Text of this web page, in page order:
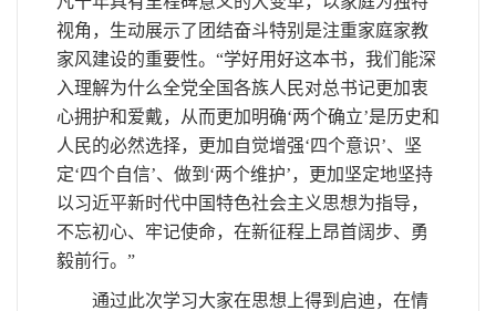
视角，生动展示了团结奋斗特别是注重家庭家教
家风建设的重要性。“学好用好这本书，我们能深
入理解为什么全党全国各族人民对总书记更加衷
心拥护和爱戴，从而更加明确‘两个确立’是历史和
人民的必然选择，更加自觉增强‘四个意识’、坚
定‘四个自信’、做到‘两个维护’，更加坚定地坚持
以习近平新时代中国特色社会主义思想为指导，
不忘初心、牢记使命，在新征程上昂首阔步、勇
毅前行。”
通过此次学习大家在思想上得到启迪，在情